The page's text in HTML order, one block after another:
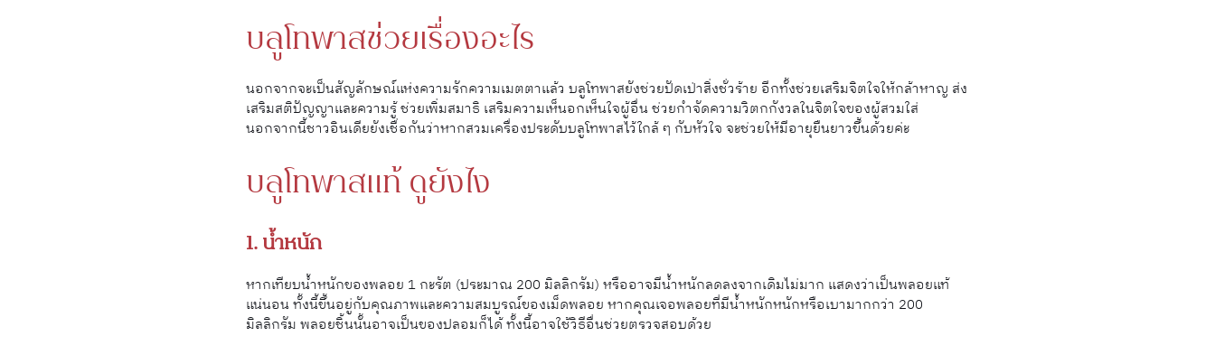
บลูโทพาสช่วยเรื่องอะไร
นอกจากจะเป็นสัญลักษณ์แห่งความรักความเมตตาแล้ว บลูโทพาสยังช่วยปัดเป่าสิ่งชั่วร้าย อีกทั้งช่วยเสริมจิตใจให้กล้าหาญ ส่ง
เสริมสติปัญญาและความรู้ ช่วยเพิ่มสมาธิ เสริมความเห็นอกเห็นใจผู้อื่น ช่วยกำจัดความวิตกกังวลในจิตใจของผู้สวมใส่
นอกจากนี้ชาวอินเดียยังเชื่อกันว่าหากสวมเครื่องประดับบลูโทพาสไว้ใกล้ ๆ กับหัวใจ จะช่วยให้มีอายุยืนยาวขึ้นด้วยค่ะ
บลูโทพาสแท้ ดูยังไง
1. น้ำหนัก
หากเทียบน้ำหนักของพลอย 1 กะรัต (ประมาณ 200 มิลลิกรัม) หรืออาจมีน้ำหนักลดลงจากเดิมไม่มาก แสดงว่าเป็นพลอยแท้
แน่นอน ทั้งนี้ขึ้นอยู่กับคุณภาพและความสมบูรณ์ของเม็ดพลอย หากคุณเจอพลอยที่มีน้ำหนักหนักหรือเบามากกว่า 200
มิลลิกรัม พลอยชิ้นนั้นอาจเป็นของปลอมก็ได้ ทั้งนี้อาจใช้วิธีอื่นช่วยตรวจสอบด้วย